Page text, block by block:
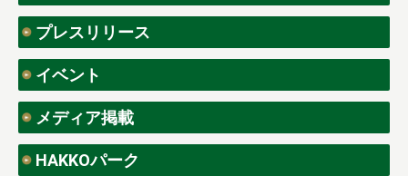
プレスリリース
イベント
メディア掲載
HAKKOパーク